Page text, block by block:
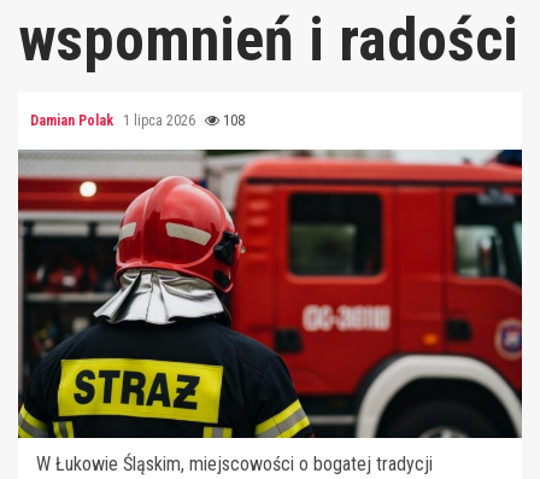
wspomnień i radości
Damian Polak 1 lipca 2026 108
W Łukowie Śląskim, miejscowości o bogatej tradycji